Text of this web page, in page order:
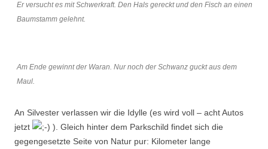
Er versucht es mit Schwerkraft. Den Hals gereckt und den Fisch an einen
Baumstamm gelehnt.
Am Ende gewinnt der Waran. Nur noch der Schwanz guckt aus dem
Maul.
An Silvester verlassen wir die Idylle (es wird voll – acht Autos
jetzt
). Gleich hinter dem Parkschild findet sich die
gegengesetzte Seite von Natur pur: Kilometer lange